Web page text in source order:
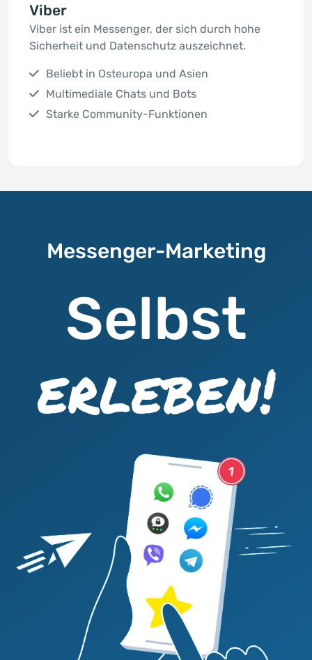
Viber
Viber ist ein Messenger, der sich durch hohe
Sicherheit und Datenschutz auszeichnet.
Beliebt in Osteuropa und Asien
Multimediale Chats und Bots
Starke Community-Funktionen
Messenger-Marketing
Selbst
erleben!